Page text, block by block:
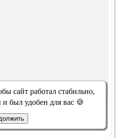
сайт работал стабильно,
был удобен для вас 🍪